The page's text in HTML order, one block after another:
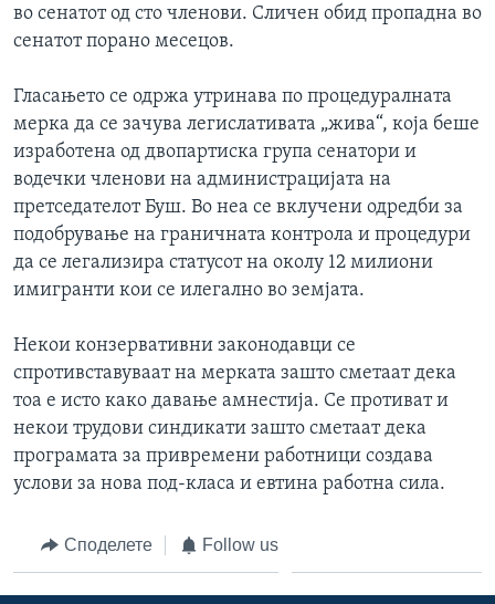
ЗДРАВЈЕ
НАУКА
УМЕТНОСТ И ЗАБАВА
ИНТЕРВЈУА
ИЗБОРИ ВО САД 2020 - АРХИВА
НАКУСО...
Јазици
во сенатот од сто членови. Сличен обид пропадна во
сенатот порано месецов.
Гласањето се одржа утринава по процедуралната
мерка да се зачува легислативата „жива“, која беше
изработена од двопартиска група сенатори и
водечки членови на администрацијата на
претседателот Буш. Во неа се вклучени одредби за
подобрување на граничната контрола и процедури
да се легализира статусот на околу 12 милиони
имигранти кои се илегално во земјата.
Некои конзервативни законодавци се
спротивставуваат на мерката зашто сметаат дека
тоа е исто како давање амнестија. Се противат и
некои трудови синдикати зашто сметаат дека
програмата за привремени работници создава
услови за нова под-класа и евтина работна сила.
Споделете Follow us